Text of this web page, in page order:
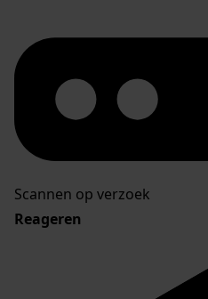
Scannen op verzoek
Reageren